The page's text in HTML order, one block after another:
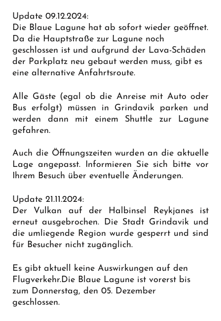
Update 09.12.2024:
Die Blaue Lagune hat ab sofort wieder geöffnet.
Da die Hauptstraße zur Lagune noch
geschlossen ist und aufgrund der Lava-Schäden
der Parkplatz neu gebaut werden muss, gibt es
eine alternative Anfahrtsroute.
Alle Gäste (egal ob die Anreise mit Auto oder
Bus erfolgt) müssen in Grindavik parken und
werden dann mit einem Shuttle zur Lagune
gefahren.
Auch die Öffnungszeiten wurden an die aktuelle
Lage angepasst. Informieren Sie sich bitte vor
Ihrem Besuch über eventuelle Änderungen.
Update 21.11.2024:
Der Vulkan auf der Halbinsel Reykjanes ist
erneut ausgebrochen. Die Stadt Grindavik und
die umliegende Region wurde gesperrt und sind
für Besucher nicht zugänglich.
Es gibt aktuell keine Auswirkungen auf den
Flugverkehr.Die Blaue Lagune ist vorerst bis
zum Donnerstag, den 05. Dezember
geschlossen.